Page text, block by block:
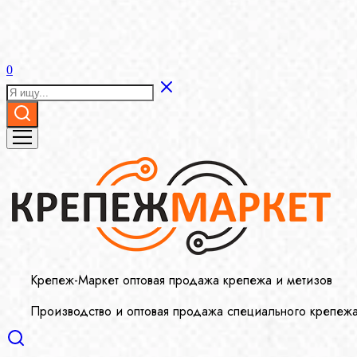
0
Крепеж-Маркет оптовая продажа крепежа и метизов
Производство и оптовая продажа специального